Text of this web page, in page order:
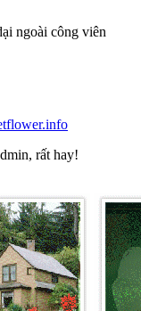
ngoài công viên
rất hay!